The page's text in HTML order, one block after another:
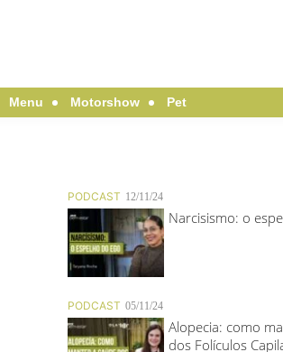
Menu Motorshow Pet